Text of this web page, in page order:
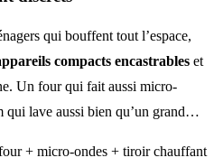
qui bouffent tout l’espace,
compacts encastrables et
Un four qui fait aussi micro-
qui lave aussi bien qu’un grand…
+ micro-ondes + tiroir chauffant